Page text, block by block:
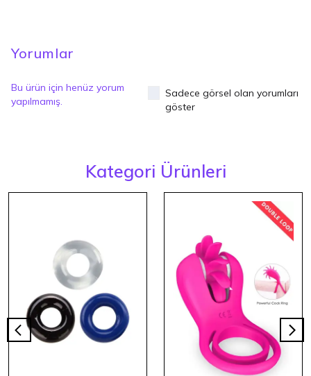
Yorumlar
Bu ürün için henüz yorum
yapılmamış.
Sadece görsel olan yorumları
göster
Kategori Ürünleri